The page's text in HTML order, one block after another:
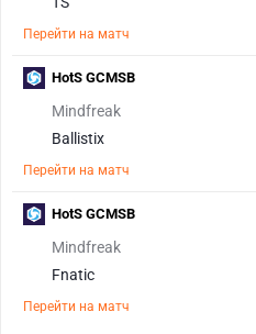
Перейти на матч
Mindfreak
Ballistix
Перейти на матч
HotS GCMSB
Mindfreak
Fnatic
Перейти на матч
HotS GCMSB